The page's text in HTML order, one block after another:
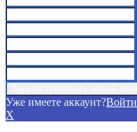
Уже имеете аккаунт?Войти
X